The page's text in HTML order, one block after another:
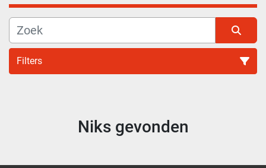
Filters
Sorteren op
Niks gevonden